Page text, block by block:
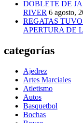
DOBLETE DE
RIVER 6 agosto,
REGATAS
APERTURA DE
categorías
Ajedrez
Artes Marciales
Atletismo
Autos
Basquetbol
Bochas